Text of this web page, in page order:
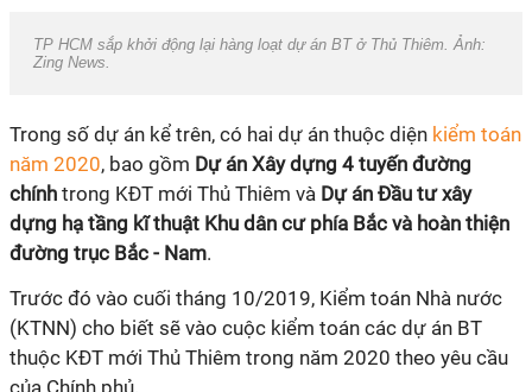
TP HCM sắp khởi động lại hàng loạt dự án BT ở Thủ Thiêm. Ảnh:
Zing News.
Trong số dự án kể trên, có hai dự án thuộc diện kiểm toán
năm 2020, bao gồm Dự án Xây dựng 4 tuyến đường
chính trong KĐT mới Thủ Thiêm và Dự án Đầu tư xây
dựng hạ tầng kĩ thuật Khu dân cư phía Bắc và hoàn thiện
đường trục Bắc - Nam.
Trước đó vào cuối tháng 10/2019, Kiểm toán Nhà nước
(KTNN) cho biết sẽ vào cuộc kiểm toán các dự án BT
thuộc KĐT mới Thủ Thiêm trong năm 2020 theo yêu cầu
của Chính phủ.